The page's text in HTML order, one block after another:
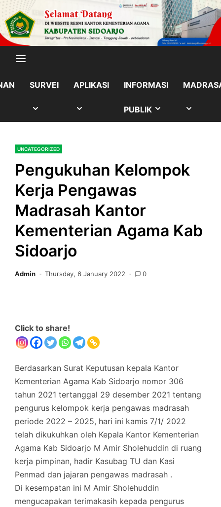
content
Skip
to
content
SURVEI APLIKASI INFORMASI
PUBLIK SHOW
UNCATEGORIZED
Pengukuhan Kelompok
Kerja Pengawas
Madrasah Kantor
Kementerian Agama Kab
Sidoarjo
Admin Thursday, 6 January 2022 0
Click to share!
Berdasarkan Surat Keputusan kepala Kantor
Kementerian Agama Kab Sidoarjo nomor 306
tahun 2021 tertanggal 29 desember 2021 tentang
pengurus kelompok kerja pengawas madrasah
periode 2022 – 2025, hari ini kamis 7/1/ 2022
telah dikukuhkan oleh Kepala Kantor Kementerian
Agama Kab Sidoarjo M Amir Sholehuddin di ruang
kerja pimpinan, hadir Kasubag TU dan Kasi
Penmad dan jajaran pengawas madrasah .
Di kesempatan ini M Amir Sholehuddin
mengucapakan terimakasih kepada pengurus